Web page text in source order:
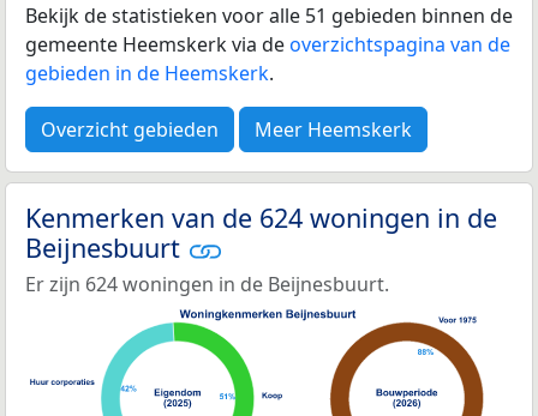
Bekijk de statistieken voor alle 51 gebieden binnen de
gemeente Heemskerk via deoverzichtspagina van de
gebieden in de Heemskerk.
Overzicht gebieden Meer Heemskerk
Kenmerken van de 624 woningen in de
Beijnesbuurt
Er zijn 624 woningen in de Beijnesbuurt.